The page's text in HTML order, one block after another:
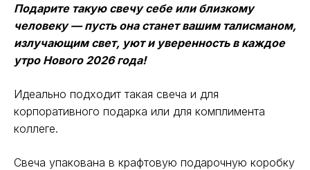
Подарите такую ​​свечу себе или близкому
человеку — пусть она станет вашим талисманом,
излучающим свет, уют и уверенность в каждое
утро Нового 2026 года!
Идеально подходит такая свеча и для
корпоративного подарка или для комплимента
коллеге.
Свеча упакована в крафтовую подарочную коробку